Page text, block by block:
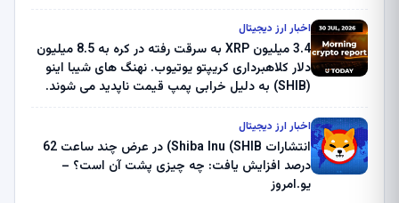
اخبار ارز دیجیتال
3.4 میلیون XRP به سرقت رفته در کره به 8.5 میلیون
دلار کلاهبرداری کریپتو یوتیوب. نهنگ های شیبا اینو
(SHIB) به دلیل خرابی پمپ قیمت ناپدید می شوند.
ثبت کرد – گزارش کریپتو صبح – U.Today
اخبار ارز دیجیتال
انتشارات Shiba Inu (SHIB) در عرض چند ساعت 62
درصد افزایش یافت: چه چیزی پشت آن است؟ –
یو.امروز